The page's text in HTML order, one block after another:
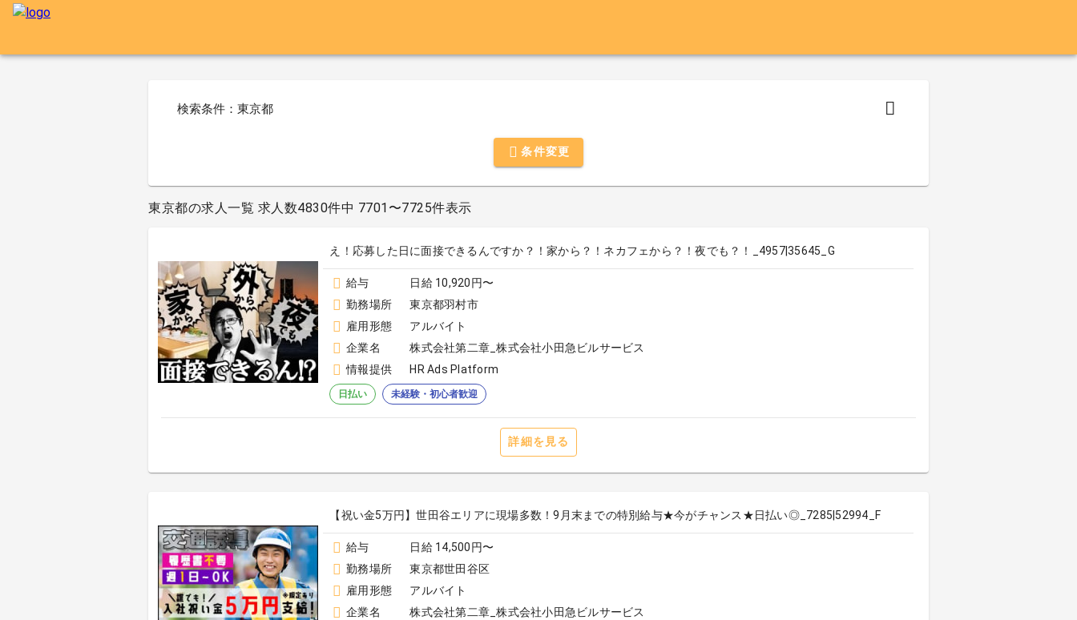
検索条件：東京都
条件変更
東京都の求人一覧 求人数4830件中 7701〜7725件表示
え！応募した日に面接できるんですか？！家から？！ネカフェから？！夜でも？！_4957|35645_G
給与
日給 10,920円〜
勤務場所
東京都羽村市
雇用形態
アルバイト
企業名
株式会社第二章_株式会社小田急ビルサービス
情報提供
HR Ads Platform
日払い 未経験・初心者歓迎
詳細を見る
【祝い金5万円】世田谷エリアに現場多数！9月末までの特別給与★今がチャンス★日払い◎_7285|52994_F
給与
日給 14,500円〜
勤務場所
東京都世田谷区
雇用形態
アルバイト
企業名
株式会社第二章_株式会社小田急ビルサービス